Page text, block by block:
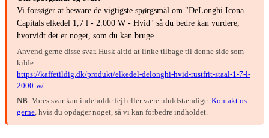
Vi forsøger at besvare de vigtigste spørgsmål om "DeLonghi Icona
Capitals elkedel 1,7 l - 2.000 W - Hvid" så du bedre kan vurdere,
hvorvidt det er noget, som du kan bruge.
Anvend gerne disse svar. Husk altid at linke tilbage til denne side som
kilde:
https://kaffetildig.dk/produkt/elkedel-delonghi-hvid-rustfrit-staal-1-7-l-
2000-w/
NB: Vores svar kan indeholde fejl eller være ufuldstændige. Kontakt os
gerne , hvis du opdager noget, så vi kan forbedre indholdet.